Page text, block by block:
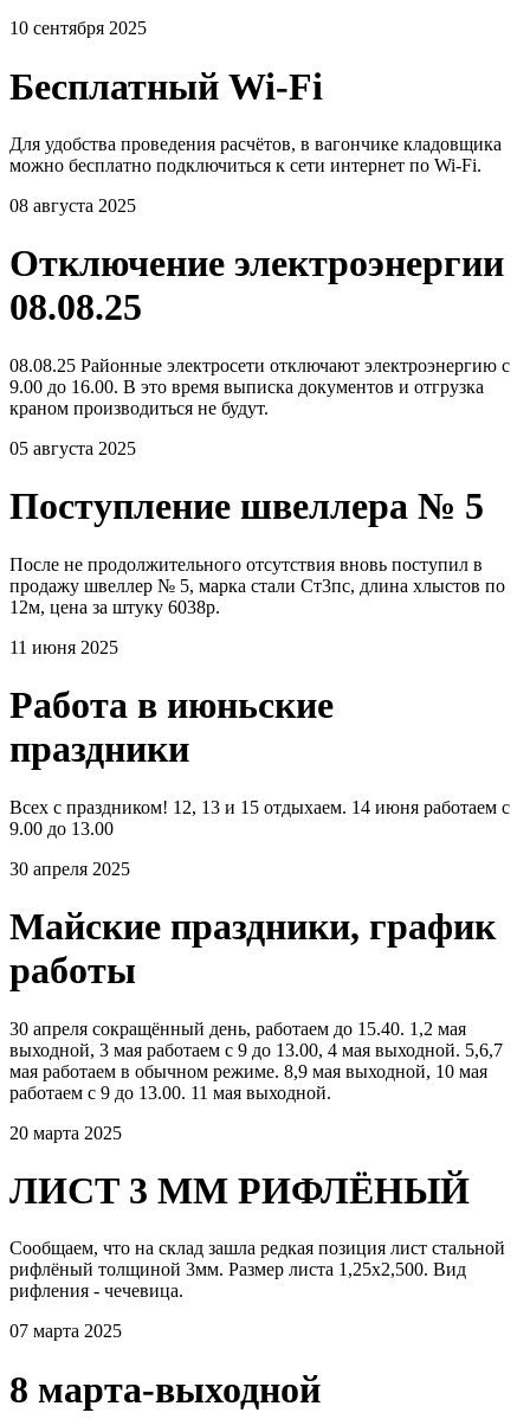
10 сентября 2025
Бесплатный Wi-Fi
Для удобства проведения расчётов, в вагончике кладовщика
можно бесплатно подключиться к сети интернет по Wi-Fi.
08 августа 2025
Отключение электроэнергии
08.08.25
08.08.25 Районные электросети отключают электроэнергию с
9.00 до 16.00. В это время выписка документов и отгрузка
краном производиться не будут.
05 августа 2025
Поступление швеллера № 5
После не продолжительного отсутствия вновь поступил в
продажу швеллер № 5, марка стали Ст3пс, длина хлыстов по
12м, цена за штуку 6038р.
11 июня 2025
Работа в июньские
праздники
Всех с праздником! 12, 13 и 15 отдыхаем. 14 июня работаем с
9.00 до 13.00
30 апреля 2025
Майские праздники, график
работы
30 апреля сокращённый день, работаем до 15.40. 1,2 мая
выходной, 3 мая работаем с 9 до 13.00, 4 мая выходной. 5,6,7
мая работаем в обычном режиме. 8,9 мая выходной, 10 мая
работаем с 9 до 13.00. 11 мая выходной.
20 марта 2025
ЛИСТ 3 ММ РИФЛЁНЫЙ
Сообщаем, что на склад зашла редкая позиция лист стальной
рифлёный толщиной 3мм. Размер листа 1,25х2,500. Вид
рифления - чечевица.
07 марта 2025
8 марта-выходной